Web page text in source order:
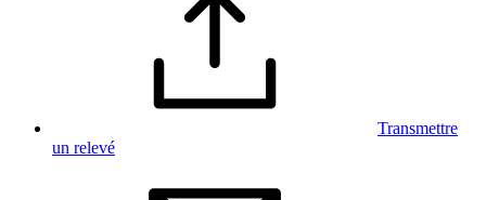
Transmettre
un relevé